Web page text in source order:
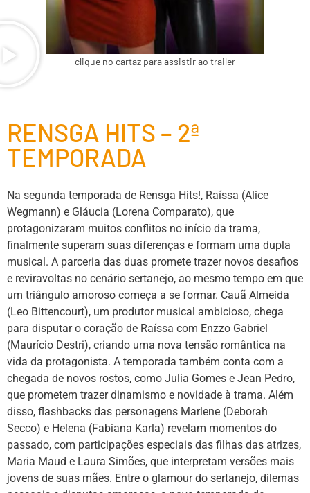
clique no cartaz para assistir ao trailer
RENSGA HITS – 2ª
TEMPORADA
Na segunda temporada de Rensga Hits!, Raíssa (Alice
Wegmann) e Gláucia (Lorena Comparato), que
protagonizaram muitos conflitos no início da trama,
finalmente superam suas diferenças e formam uma dupla
musical. A parceria das duas promete trazer novos desafios
e reviravoltas no cenário sertanejo, ao mesmo tempo em que
um triângulo amoroso começa a se formar. Cauã Almeida
(Leo Bittencourt), um produtor musical ambicioso, chega
para disputar o coração de Raíssa com Enzzo Gabriel
(Maurício Destri), criando uma nova tensão romântica na
vida da protagonista. A temporada também conta com a
chegada de novos rostos, como Julia Gomes e Jean Pedro,
que prometem trazer dinamismo e novidade à trama. Além
disso, flashbacks das personagens Marlene (Deborah
Secco) e Helena (Fabiana Karla) revelam momentos do
passado, com participações especiais das filhas das atrizes,
Maria Maud e Laura Simões, que interpretam versões mais
jovens de suas mães. Entre o glamour do sertanejo, dilemas